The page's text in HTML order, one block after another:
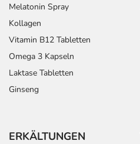
Melatonin Spray
Kollagen
Vitamin B12 Tabletten
Omega 3 Kapseln
Laktase Tabletten
Ginseng
ERKÄLTUNGEN